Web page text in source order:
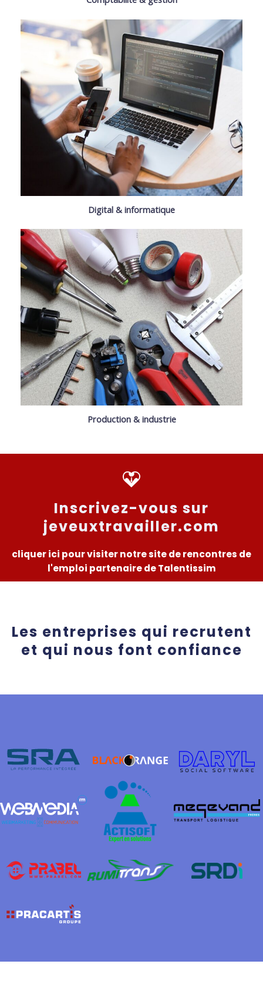
Digital & informatique
Production & industrie
Inscrivez-vous sur
jeveuxtravailler.com
cliquer ici pour visiter notre site de rencontres de
l'emploi partenaire de Talentissim
Les entreprises qui recrutent
et qui nous font confiance